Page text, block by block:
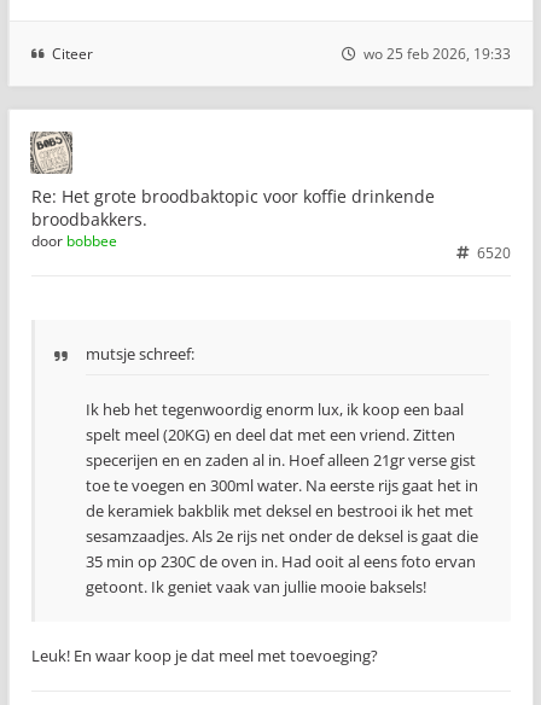
Citeer wo 25 feb 2026, 19:33
Re: Het grote broodbaktopic voor koffie drinkende
broodbakkers.
6520
door bobbee
mutsje schreef:
Ik heb het tegenwoordig enorm lux, ik koop een baal
spelt meel (20KG) en deel dat met een vriend. Zitten
specerijen en en zaden al in. Hoef alleen 21gr verse gist
toe te voegen en 300ml water. Na eerste rijs gaat het in
de keramiek bakblik met deksel en bestrooi ik het met
sesamzaadjes. Als 2e rijs net onder de deksel is gaat die
35 min op 230C de oven in. Had ooit al eens foto ervan
getoont. Ik geniet vaak van jullie mooie baksels!
Leuk! En waar koop je dat meel met toevoeging?